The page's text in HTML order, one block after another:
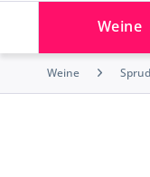
Weine
Weine